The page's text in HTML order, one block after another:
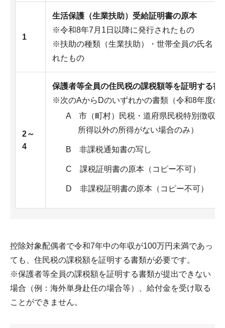
1
生活保護（生業扶助）受給証明書の原本
※令和8年7月1日以降に発行されたもの
※扶助の種類（生業扶助）・世帯全員の氏名・
れたもの
2～
4
保護者等全員の住民税の課税額等を証明する書
※次のAからDのいずれかの書類（令和8年度の
A 市（町村）民税・道府県民税特別徴収
所得以外の所得がない場合のみ）
B 非課税通知書の写し
C 課税証明書の原本（コピー不可）
D 非課税証明書の原本（コピー不可）
控除対象配偶者で令和7年中の年収が100万円未満であっ
ても、住民税の課税額を証明する書類が必要です。
※保護者等全員の課税額を証明する書類が提出できない
場合（例：海外単身赴任の場合等）、給付金を受け取る
ことができません。